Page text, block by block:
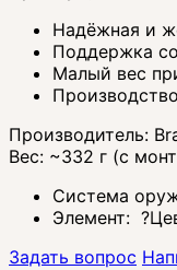
Надёжная и
Поддержка
Малый вес
Производитель:
Вес: ~332 г (с
Система
Элемент: ?
Задать вопрос